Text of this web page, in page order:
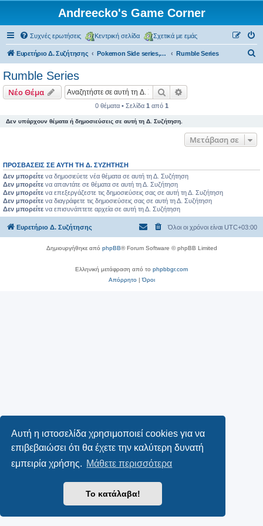
Αυτή η ιστοσελίδα χρησιμοποιεί cookies για να
επιβεβαιώσει ότι θα έχετε την καλύτερη δυνατή
εμπειρία χρήσης. Μάθετε περισσότερα
Το κατάλαβα!
Andreecko's Game Corner
Συχνές ερωτήσεις Κεντρική σελίδα Σχετικά με εμάς
Ευρετήριο Δ. Συζήτησης Pokemon Side series, Spin-offs Rumble Series
Rumble Series
Νέο Θέμα Αναζήτηση
0 θέματα • Σελίδα 1 από 1
Δεν υπάρχουν θέματα ή δημοσιεύσεις σε αυτή τη Δ. Συζήτηση.
Μετάβαση σε
ΠΡΟΣΒΆΣΕΙΣ ΣΕ ΑΥΤΉ ΤΗ Δ. ΣΥΖΉΤΗΣΗ
Δεν μπορείτε να δημοσιεύετε νέα θέματα σε αυτή τη Δ. Συζήτηση
Δεν μπορείτε να απαντάτε σε θέματα σε αυτή τη Δ. Συζήτηση
Δεν μπορείτε να επεξεργάζεστε τις δημοσιεύσεις σας σε αυτή τη Δ. Συζήτηση
Δεν μπορείτε να διαγράφετε τις δημοσιεύσεις σας σε αυτή τη Δ. Συζήτηση
Δεν μπορείτε να επισυνάπτετε αρχεία σε αυτή τη Δ. Συζήτηση
Ευρετήριο Δ. Συζήτησης Όλοι οι χρόνοι είναι UTC+03:00
Δημιουργήθηκε από phpBB® Forum Software © phpBB Limited
Ελληνική μετάφραση από το phpbbgr.com
Απόρρητο|Όροι